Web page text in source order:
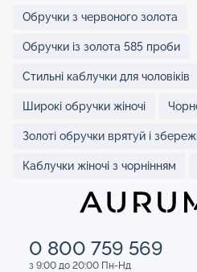
Обручки з червоного золота
Обручки із золота 585 проби
Стильні каблучки для чоловіків
Широкі обручки жіночі
Золоті обручки врятуй і
Каблучки жіночі з чорнінням
0 800 759 569
з 9:00 до 20:00 Пн-Нд